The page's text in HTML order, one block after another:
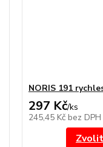
NORIS 191
297 Kč/ks
245,45 Kč bez DPH